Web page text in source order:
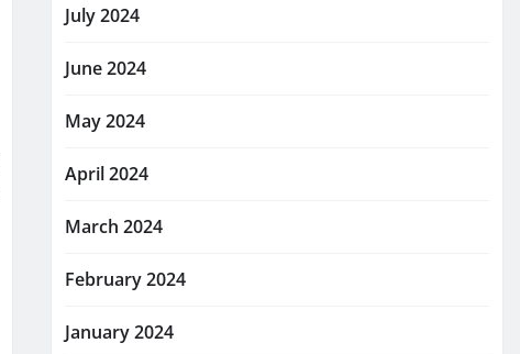
July 2024
June 2024
May 2024
April 2024
March 2024
February 2024
January 2024